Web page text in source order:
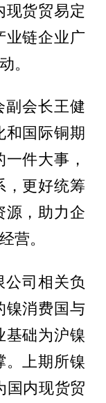
现货贸易定
业链企业广
。
副会长王健
和国际铜期
件大事，
，更好统筹
源，助力企
营。
司相关负
镍消费国与
基础为沪镍
。上期所镍
国内现货贸